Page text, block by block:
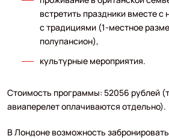
встретить праздники вместе с
с традициями (1-местное
полупансион),
культурные мероприятия.
Стоимость программы: 52056 рублей
авиаперелет оплачиваются отдельно).
В Лондоне возможность